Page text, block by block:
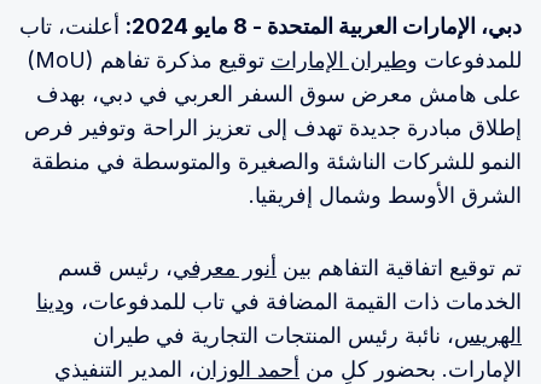
دبي، الإمارات العربية المتحدة - 8 مايو 2024:
أعلنت، تاب
للمدفوعات وطيران الإمارات
توقيع مذكرة تفاهم (MoU)
على هامش معرض سوق السفر العربي في دبي، بهدف
إطلاق مبادرة جديدة تهدف إلى تعزيز الراحة وتوفير فرص
النمو للشركات الناشئة والصغيرة والمتوسطة في منطقة
الشرق الأوسط وشمال إفريقيا.
تم توقيع اتفاقية التفاهم بين أنور معرفي، رئيس قسم
الخدمات ذات القيمة المضافة في تاب للمدفوعات، ودينا
الهريس، نائبة رئيس المنتجات التجارية في طيران
الإمارات. بحضور كلٍ من أحمد الوزان، المدير التنفيذي